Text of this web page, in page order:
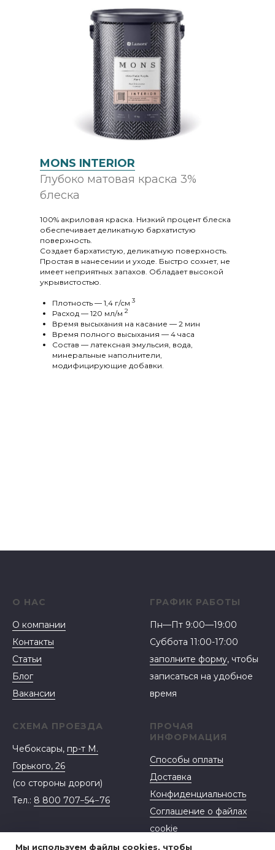
MONS INTERIOR
Глубоко матовая краска 3%
блеска
100% акриловая краска. Низкий процент блеска
обеспечивает деликатную бархатистую
поверхность.
Создает бархатистую, деликатную поверхность.
Простая в нанесении и уходе. Быстро сохнет, не
имеет неприятных запахов. Обладает высокой
укрывистостью.
Плотность — 1,4 г/cм 3
Расход — 120 мл/м 2
Время высыхания на касание — 2 мин
Время полного высыхания — 4 часа
Состав — латексная эмульсия, вода,
минеральные наполнители,
модифицирующие добавки.
Мы используем файлы cookies, чтобы
О НАС
О компании
Контакты
Статьи
Блог
Вакансии
ГРАФИК РАБОТЫ
Пн—Пт 9:00—19:00
Суббота 11:00-17:00
заполните форму, чтобы
записаться на удобное
время
СХЕМА ПРОЕЗДА
Чебоксары, пр-т М.
Горького, 26
(со стороны дороги)
Тел.: 8 800 707−54−76
ПРОЧАЯ
ИНФОРМАЦИЯ
Способы оплаты
Доставка
Конфиденциальность
Соглашение о файлах
cookie
Договор-оферта